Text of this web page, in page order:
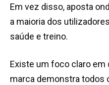
Em vez disso, aposta
a maioria dos
saúde e treino.
Existe um foco claro em
marca demonstra todos